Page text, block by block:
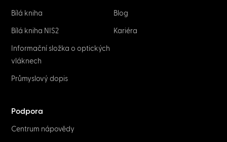
Bílá kniha
Bílá kniha NIS2
Informační složka o optických
vláknech
Průmyslový dopis
Blog
Kariéra
Podpora
Centrum nápovědy